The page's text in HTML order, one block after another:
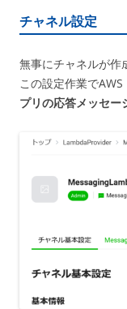
チャネル設定
無事にチャネルが作
この設定作業で
プリの応答メッセー